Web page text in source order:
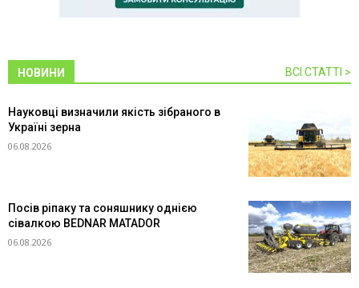
НОВИНИ ВСІ СТАТТІ >
Науковці визначили якість зібраного в
Україні зерна
06.08.2026
Посів ріпаку та соняшнику однією
сівалкою BEDNAR MATADOR
06.08.2026